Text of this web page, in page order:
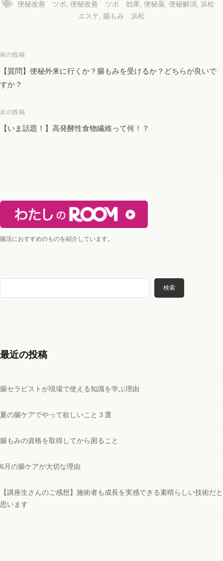
便秘改善 ツボ, 便秘改善 ツボ 効果, 便秘薬, 便秘解消, 浜松
エステ, 腸もみ 浜松
投
稿
ナ
ゲ
ー
前の投稿
【質問】便秘外来に行くか？腸もみを受けるか？どちらが良いで
すか？
次の投稿
【いま話題！】高発酵性食物繊維って何！？
腸活におすすめのものを紹介しています。
検索
最近の投稿
腸セラピストが現場で使える知識を学ぶ理由
夏の腸ケアでやって欲しいこと３選
腸もみの資格を取得してから困ること
6月の腸ケアが大切な理由
【講座生さんのご感想】施術者も成長を実感できる素晴らしい技術だと
思います